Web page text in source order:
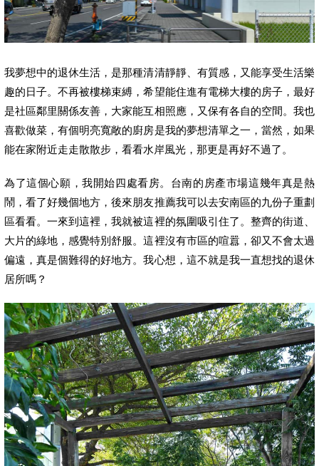
我夢想中的退休生活，是那種清清靜靜、有質感，又能享受生活樂
趣的日子。不再被樓梯束縛，希望能住進有電梯大樓的房子，最好
是社區鄰里關係友善，大家能互相照應，又保有各自的空間。我也
喜歡做菜，有個明亮寬敞的廚房是我的夢想清單之一，當然，如果
能在家附近走走散散步，看看水岸風光，那更是再好不過了。
為了這個心願，我開始四處看房。台南的房產市場這幾年真是熱
鬧，看了好幾個地方，後來朋友推薦我可以去安南區的九份子重劃
區看看。一來到這裡，我就被這裡的氛圍吸引住了。整齊的街道、
大片的綠地，感覺特別舒服。這裡沒有市區的喧囂，卻又不會太過
偏遠，真是個難得的好地方。我心想，這不就是我一直想找的退休
居所嗎？